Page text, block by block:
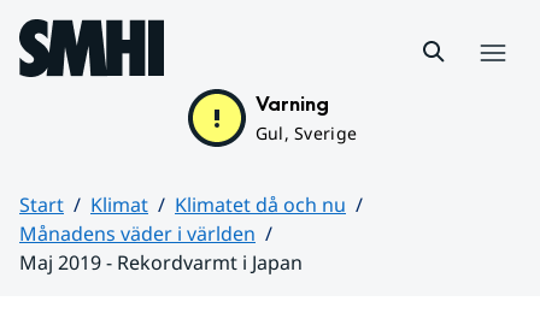
Hoppa till sidans innehåll
Varning
Gul, Sverige
Start Klimat
Klimatet då och nu
Månadens väder i världen
Maj 2019 - Rekordvarmt i Japan